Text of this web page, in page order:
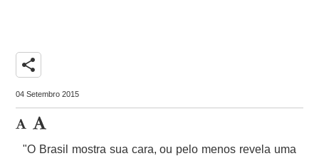
share
04 Setembro 2015
"O Brasil mostra sua cara, ou pelo menos revela uma